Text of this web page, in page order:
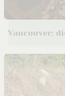
Vancouver: